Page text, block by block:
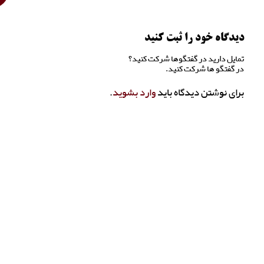
دیدگاه خود را ثبت کنید
تمایل دارید در گفتگوها شرکت کنید؟
در گفتگو ها شرکت کنید.
برای نوشتن دیدگاه بایدوارد بشوید.